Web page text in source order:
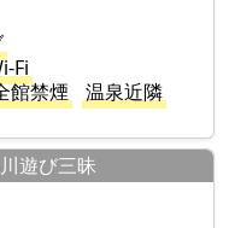
Fi
館禁煙
温泉近隣
遊び三昧